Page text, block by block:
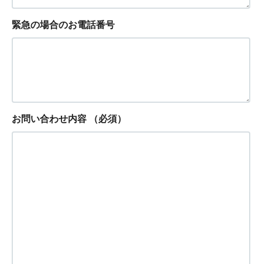
緊急の場合のお電話番号
お問い合わせ内容 （必須）